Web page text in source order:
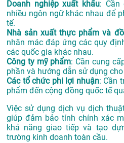
Doanh nghiệp xuất khẩu: Cần
nhiều ngôn ngữ khác nhau để
tế.
Nhà sản xuất thực phẩm và
nhãn mác đáp ứng các quy
các quốc gia khác nhau.
Công ty mỹ phẩm: Cần cung
phần và hướng dẫn sử dụng
Các tổ chức phi lợi nhuận: Cần
phẩm đến cộng đồng quốc tế
Việc sử dụng dịch vụ dịch
giúp đảm bảo tính chính xác
khả năng giao tiếp và tạo
trường kinh doanh toàn cầu.